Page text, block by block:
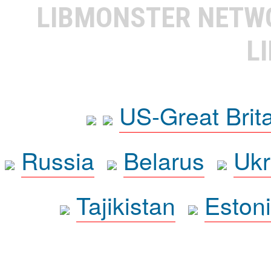
LIBMONSTER
US-Great
Russia
Belarus
Tajikistan